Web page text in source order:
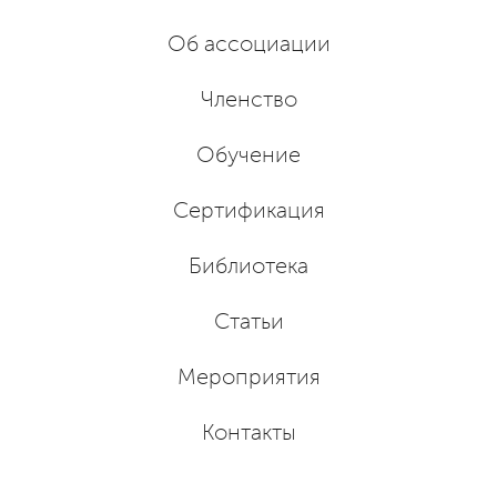
Об ассоциации
Членство
Обучение
Сертификация
Библиотека
Статьи
Мероприятия
Контакты